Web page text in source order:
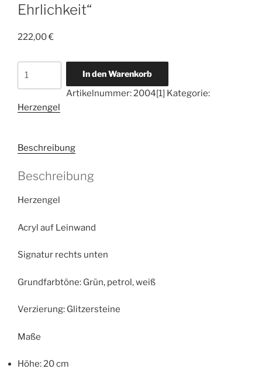
Ehrlichkeit“
222,00€
Ehrlichkeit''
In den Warenkorb
Artikelnummer: 2004[1] Kategorie:
Herzengel
Beschreibung
Beschreibung
Herzengel
Acryl auf Leinwand
Signatur rechts unten
Grundfarbtöne: Grün, petrol, weiß
Verzierung: Glitzersteine
Maße
Höhe: 20 cm